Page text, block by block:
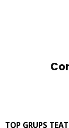
TOP GRUPS